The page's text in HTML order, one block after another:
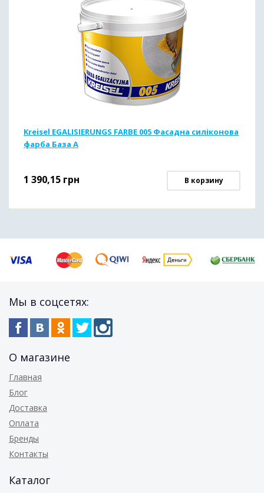
Kreisel EGALISIERUNGS FARBE 005 Фасадна силіконова
фарба База А
1 390,15 грн В корзину
Мы в соцсетях:
О магазине
Главная
Блог
Доставка
Оплата
Бренды
Контакты
Каталог